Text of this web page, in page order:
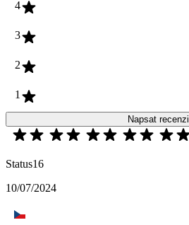
4
3
2
1
Napsat recenzi
Status16
10/07/2024